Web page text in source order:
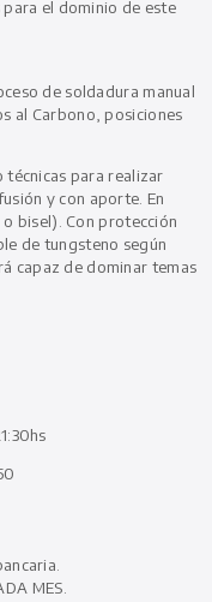
el dominio de este
de soldadura manual
al Carbono, posiciones
técnicas para realizar
y con aporte. En
bisel). Con protección
de tungsteno según
capaz de dominar temas
MES.